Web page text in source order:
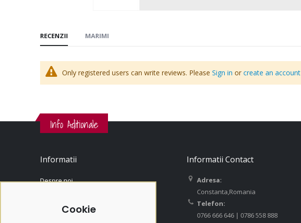
Cookie
RECENZII
Only registered users can write reviews. Please Sign in or create an account
MARIMI
Info Aditionale
Informatii
Despre noi
Contul Meu
Informatii Contact
Adresa:
Constanta,Romania
Telefon:
0766 666 646 | 0786 558 888